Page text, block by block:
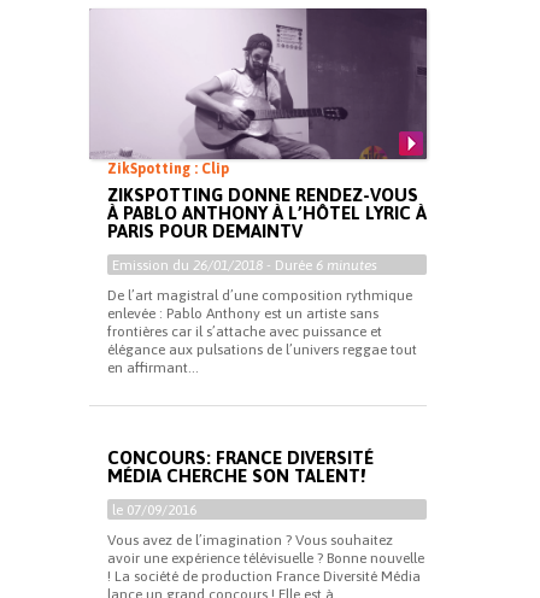
ZikSpotting : Clip
ZIKSPOTTING DONNE RENDEZ-VOUS
À PABLO ANTHONY À L’HÔTEL LYRIC À
PARIS POUR DEMAINTV
Emission du 26/01/2018 - Durée 6 minutes
De l’art magistral d’une composition rythmique
enlevée : Pablo Anthony est un artiste sans
frontières car il s’attache avec puissance et
élégance aux pulsations de l’univers reggae tout
en affirmant...
CONCOURS: FRANCE DIVERSITÉ
MÉDIA CHERCHE SON TALENT!
le 07/09/2016
Vous avez de l’imagination ? Vous souhaitez
avoir une expérience télévisuelle ? Bonne nouvelle
! La société de production France Diversité Média
lance un grand concours ! Elle est à...